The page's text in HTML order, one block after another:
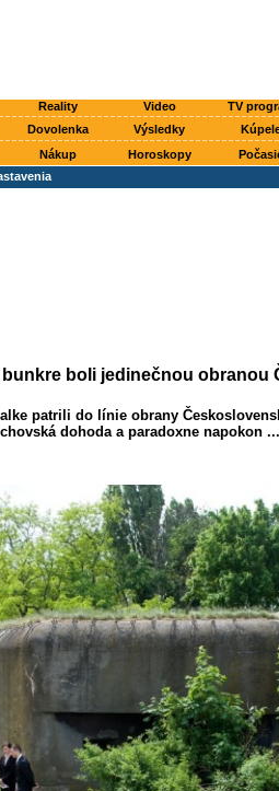
Reality Video TV
Dovolenka Výsledky
Nákup Horoskopy
boli jedinečnou obranou
patrili do línie obrany
dohoda a paradoxne napokon ...